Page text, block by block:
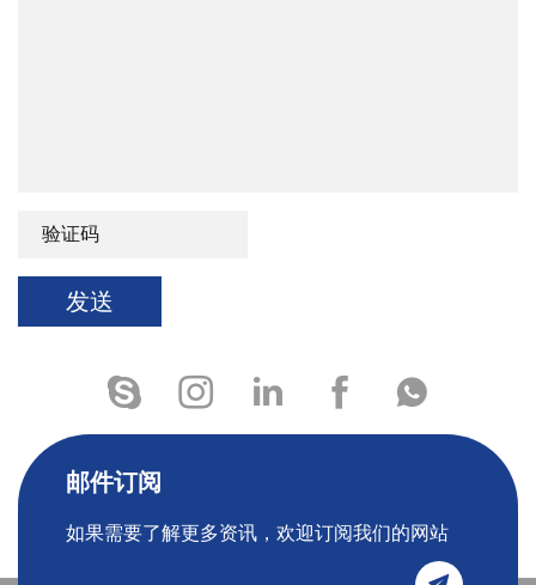
发送
邮件订阅
如果需要了解更多资讯，欢迎订阅我们的网站